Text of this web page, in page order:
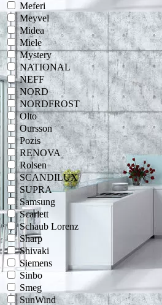
Meferi
Meyvel
Midea
Miele
Mystery
NATIONAL
NEFF
NORD
NORDFROST
Olto
Oursson
Pozis
RENOVA
Rolsen
SCANDILUX
SUPRA
Samsung
Scarlett
Schaub Lorenz
Sharp
Shivaki
Siemens
Sinbo
Smeg
SunWind